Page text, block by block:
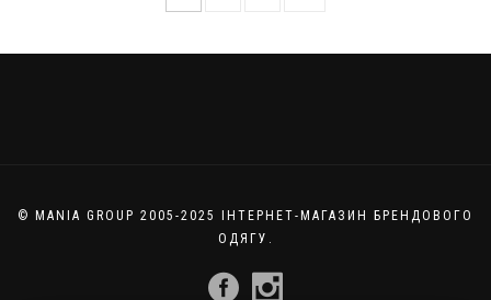
© MANIA GROUP 2005-2025 ІНТЕРНЕТ-МАГАЗИН БРЕНДОВОГО
ОДЯГУ.